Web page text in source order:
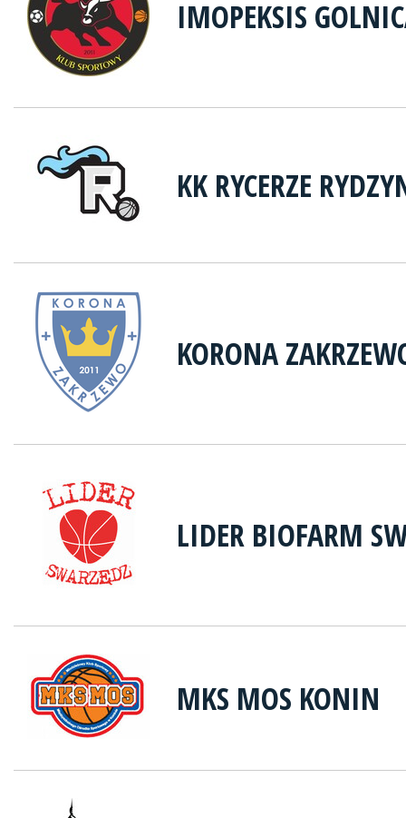
IMOPEKSIS
KK RYCERZE
KORONA
LIDER BIOFARM
MKS MOS KONIN